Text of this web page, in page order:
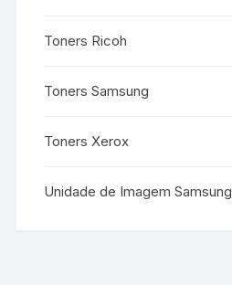
Toners Ricoh
Toners Samsung
Toners Xerox
Unidade de Imagem Samsung